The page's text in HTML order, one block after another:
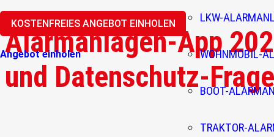
LKW-
WOHNMOBIL-
BOOT-
TRAKTOR-
KOSTENFREIES ANGEBOT EINHOLEN
Angebot einholen
Alarmanlagen-App
und Datenschutz-